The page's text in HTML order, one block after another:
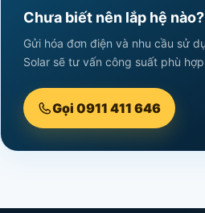
Chưa biết nên lắp hệ nào?
Gửi hóa đơn điện và nhu cầu sử
Solar sẽ tư vấn công suất phù
Gọi 0911 411 646